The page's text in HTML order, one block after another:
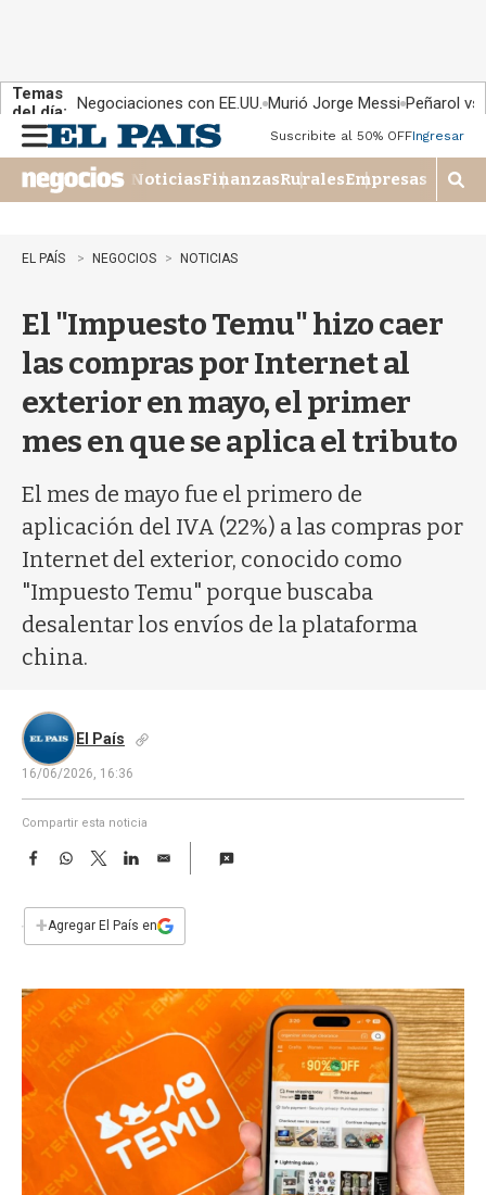
Temas
del día: Negociaciones con EE.UU. Murió Jorge Messi Peñarol
n
u
Suscribite al 50% OFFIngresar
NoticiasFinanzasRuralesEmpresas
M
o
e
EL PAÍS NEGOCIOS NOTICIAS
El "Impuesto Temu" hizo caer
las compras por Internet al
exterior en mayo, el primer
mes en que se aplica el tributo
El mes de mayo fue el primero de
aplicación del IVA (22%) a las compras por
Internet del exterior, conocido como
"Impuesto Temu" porque buscaba
desalentar los envíos de la plataforma
china.
El País
16/06/2026, 16:36
Compartir esta noticia
F
e
b
k
W
s
p
T
w
t
L
n
E
i
l
+Agregar El País en